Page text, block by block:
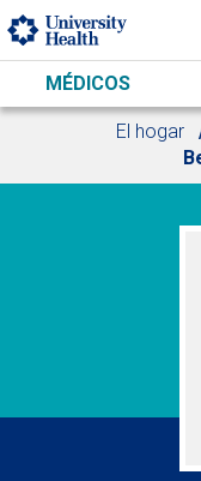
Skip to main content
MÉDICOS
El hogar